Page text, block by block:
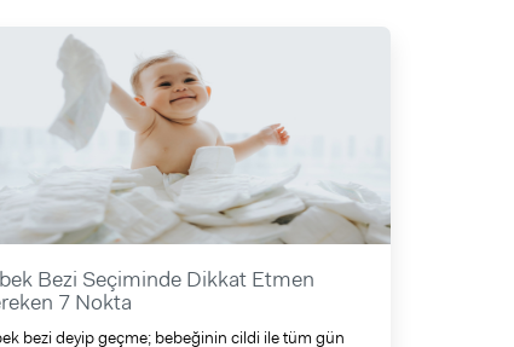
Bezi Seçiminde Dikkat Etmen
7 Nokta
bezi deyip geçme; bebeğinin cildi ile tüm gün